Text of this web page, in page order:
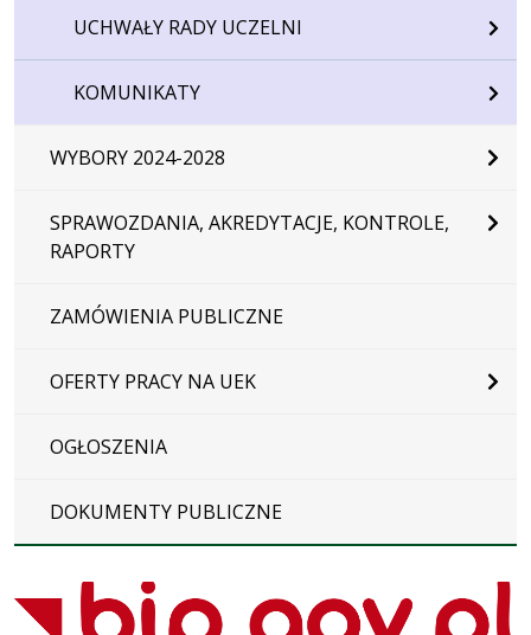
UCHWAŁY RADY UCZELNI
KOMUNIKATY
WYBORY 2024-2028
SPRAWOZDANIA, AKREDYTACJE, KONTROLE,
RAPORTY
ZAMÓWIENIA PUBLICZNE
OFERTY PRACY NA UEK
OGŁOSZENIA
DOKUMENTY PUBLICZNE